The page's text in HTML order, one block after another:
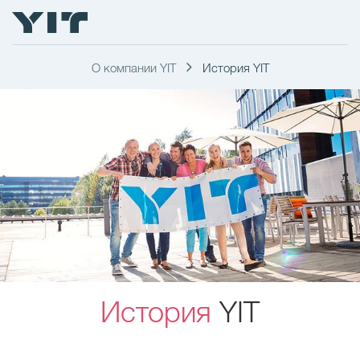
О компании YIT История YIT
История YIT